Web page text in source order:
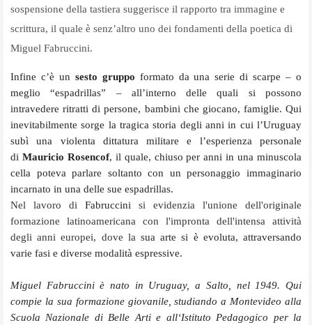
sospensione della tastiera suggerisce il rapporto tra immagine e
scrittura, il quale è senz’altro uno dei fondamenti della poetica di
Miguel Fabruccini.
Infine c’è un sesto gruppo formato da una serie di scarpe – o
meglio “espadrillas” – all’interno delle quali si possono
intravedere ritratti di persone, bambini che giocano, famiglie. Qui
inevitabilmente sorge la tragica storia degli anni in cui l’Uruguay
subì una violenta dittatura militare e l’esperienza personale
di Mauricio Rosencof, il quale, chiuso per anni in una minuscola
cella poteva parlare soltanto con un personaggio immaginario
incarnato in una delle sue espadrillas.
Nel lavoro di Fabruccini si evidenzia l'unione dell'originale
formazione latinoamericana con l'impronta dell'intensa attività
degli anni europei, dove la sua arte si è evoluta, attraversando
varie fasi e diverse modalità espressive.
Miguel Fabruccini è nato in Uruguay, a Salto, nel 1949. Qui
compie la sua formazione giovanile, studiando a Montevideo alla
Scuola Nazionale di Belle Arti e all‘Istituto Pedagogico per la